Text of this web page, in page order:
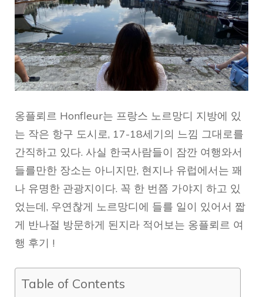
옹플뢰르 Honfleur는 프랑스 노르망디 지방에 있
는 작은 항구 도시로, 17-18세기의 느낌 그대로를
간직하고 있다. 사실 한국사람들이 잠깐 여행와서
들를만한 장소는 아니지만, 현지나 유럽에서는 꽤
나 유명한 관광지이다. 꼭 한 번쯤 가야지 하고 있
었는데, 우연찮게 노르망디에 들를 일이 있어서 짧
게 반나절 방문하게 된지라 적어보는 옹플뢰르 여
행 후기 !
Table of Contents